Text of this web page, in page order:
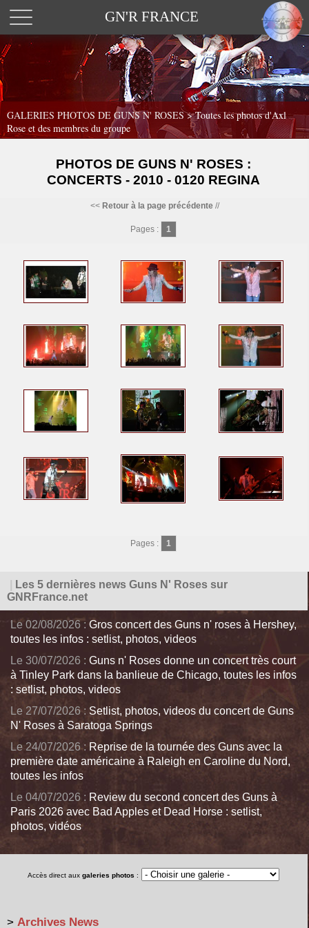
GN'R FRANCE
GALERIES PHOTOS DE GUNS N' ROSES >Toutes les photos d'Axl
Rose et des membres du groupe
PHOTOS DE GUNS N' ROSES :
CONCERTS - 2010 - 0120 REGINA
<< Retour à la page précédente//
Pages : 1
Pages : 1
Les 5 dernières news Guns N' Roses sur
GNRFrance.net
Le 02/08/2026 : Gros concert des Guns n' roses à Hershey,
toutes les infos : setlist, photos, videos
Le 30/07/2026 : Guns n' Roses donne un concert très court
à Tinley Park dans la banlieue de Chicago, toutes les infos
: setlist, photos, videos
Le 27/07/2026 : Setlist, photos, videos du concert de Guns
N' Roses à Saratoga Springs
Le 24/07/2026 : Reprise de la tournée des Guns avec la
première date américaine à Raleigh en Caroline du Nord,
toutes les infos
Le 04/07/2026 : Review du second concert des Guns à
Paris 2026 avec Bad Apples et Dead Horse : setlist,
photos, vidéos
Accès direct auxgaleries photos :
> Archives News